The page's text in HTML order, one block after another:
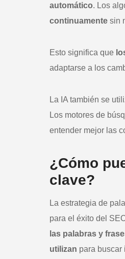
automático. Los
continuamente sin
Esto significa que
adaptarse a los
La IA también se
Los motores de
entender mejor las
¿Cómo
clave?
La estrategia de
para el éxito del
las palabras y
utilizan para buscar